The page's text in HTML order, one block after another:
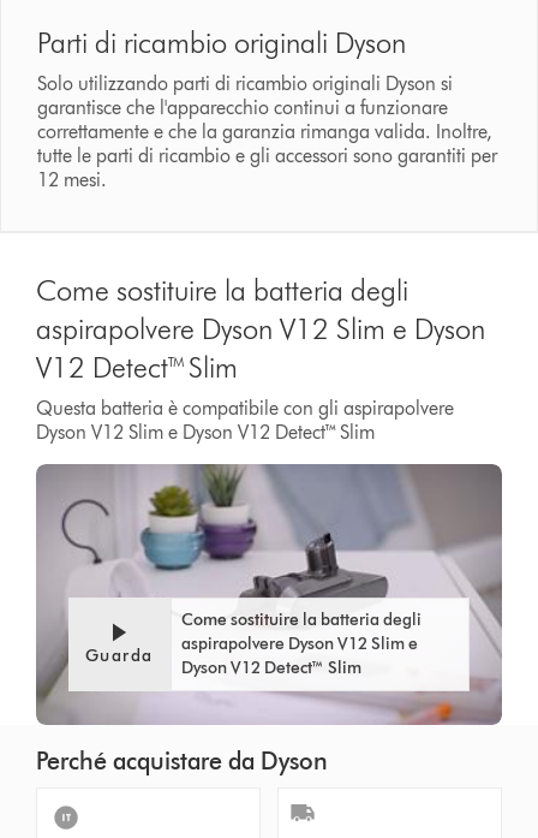
Parti di ricambio originali Dyson
Solo utilizzando parti di ricambio originali Dyson si
garantisce che l'apparecchio continui a funzionare
correttamente e che la garanzia rimanga valida. Inoltre,
tutte le parti di ricambio e gli accessori sono garantiti per
12 mesi.
Come sostituire la batteria degli
aspirapolvere Dyson V12 Slim e Dyson
V12 Detect™ Slim
Questa batteria è compatibile con gli aspirapolvere
Dyson V12 Slim e Dyson V12 Detect™ Slim
Guarda
Come sostituire la batteria degli
aspirapolvere Dyson V12 Slim e
Dyson V12 Detect™ Slim
Perché acquistare da Dyson